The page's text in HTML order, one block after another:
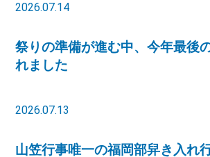
2026.07.14
祭りの準備が進む中、今年最後
れました
2026.07.13
山笠行事唯一の福岡部舁き入れ